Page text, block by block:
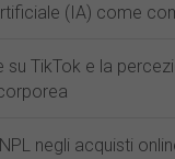
(IA) come
su TikTok e la
negli acquisti